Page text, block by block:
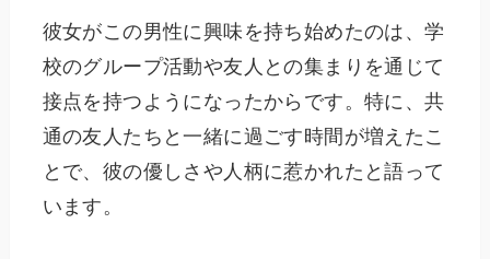
彼女がこの男性に興味を持ち始めたのは、学
校のグループ活動や友人との集まりを通じて
接点を持つようになったからです。特に、共
通の友人たちと一緒に過ごす時間が増えたこ
とで、彼の優しさや人柄に惹かれたと語って
います。